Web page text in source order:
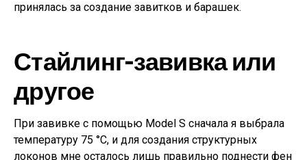
принялась за создание завитков и барашек.
Стайлинг-завивка или
другое
При завивке с помощью Model S сначала я выбрала
температуру 75 °C, и для создания структурных
локонов мне осталось лишь правильно поднести фен